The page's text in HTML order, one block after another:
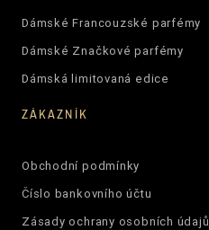
Dámské Francouzské parfémy
Dámské Značkové parfémy
Dámská limitovaná edice
ZÁKAZNÍK
Obchodní podmínky
Číslo bankovního účtu
Zásady ochrany osobních údajů